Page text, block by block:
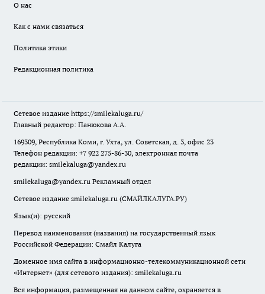
О нас
Как с нами связаться
Политика этики
Редакционная политика
Сетевое издание https://smilekaluga.ru/
Главный редактор: Панюкова А.А.
169309, Республика Коми, г. Ухта, ул. Советская, д. 3, офис 23
Телефон редакции: +7 922 275-86-30, электронная почта
редакции: smilekaluga@yandex.ru
smilekaluga@yandex.ru Рекламный отдел
Сетевое издание smilekaluga.ru (СМАЙЛКАЛУГА.РУ)
Язык(и): русский
Перевод наименования (названия) на государственный язык
Российской Федерации: Смайл Калуга
Доменное имя сайта в информационно-телекоммуникационной сети
«Интернет» (для сетевого издания): smilekaluga.ru
Вся информация, размещенная на данном сайте, охраняется в